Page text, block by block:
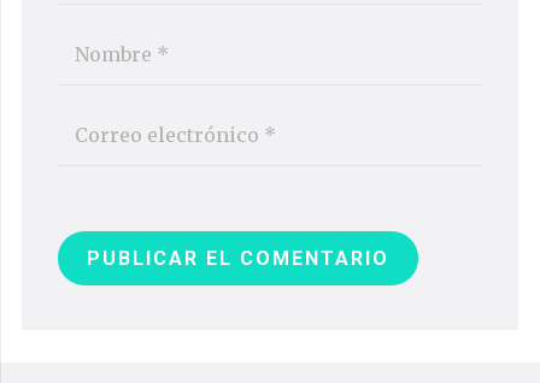
PUBLICAR EL COMENTARIO